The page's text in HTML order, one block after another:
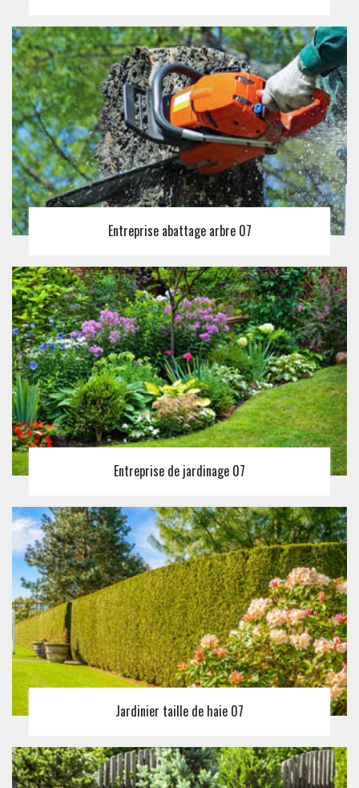
Entreprise abattage arbre 07
Entreprise de jardinage 07
Jardinier taille de haie 07